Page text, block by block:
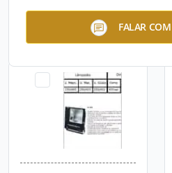
FALAR
Luminária Industrial FLT 69